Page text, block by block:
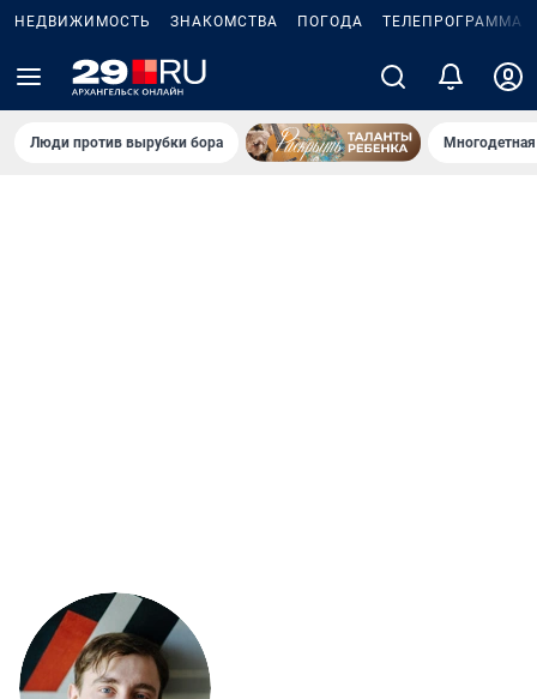
НЕДВИЖИМОСТЬ ЗНАКОМСТВА ПОГОДА ТЕЛЕПРОГРАММА
Люди против вырубки бора